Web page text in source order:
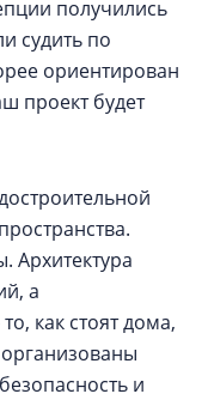
получились
судить по
ориентирован
проект будет
Архитектура
а
как стоят дома,
и